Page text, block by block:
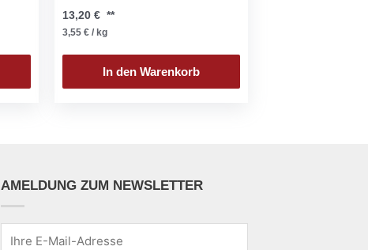
13,20 € **
3,55 € / kg
In den Warenkorb
AMELDUNG ZUM NEWSLETTER